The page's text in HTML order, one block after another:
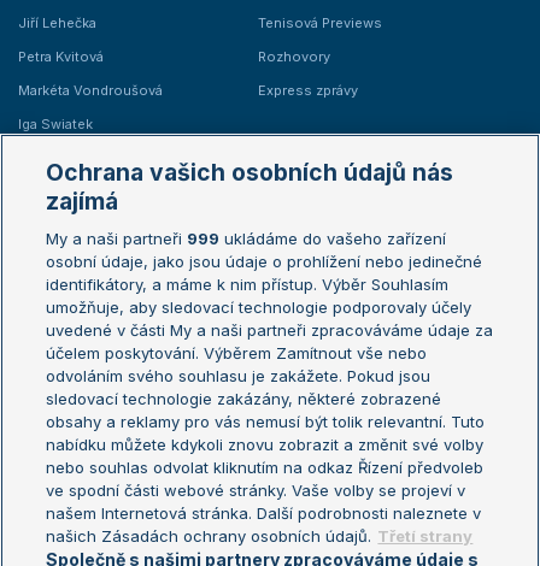
Jiří Lehečka
Petra Kvitová
Markéta Vondroušová
Iga Swiatek
Tenisová Previews
Rozhovory
Express zprávy
Žebříčky
Žebříček ATP (muži)
Žebříček WTA (ženy)
Sázkařský žebříček
Australian Open
French Open
Wimbledon
US Open
Turnaj mistrů
Turnaj mistryň
Aktualní trendy
Fotbalové přestupy
Livesport Daily
LS Prague Open
Ochrana vašich osobních údajů nás
zajímá
My a naši partneři 999 ukládáme do vašeho zařízení
osobní údaje, jako jsou údaje o prohlížení nebo jedinečné
identifikátory, a máme k nim přístup. Výběr Souhlasím
umožňuje, aby sledovací technologie podporovaly účely
uvedené v části My a naši partneři zpracováváme údaje za
účelem poskytování. Výběrem Zamítnout vše nebo
odvoláním svého souhlasu je zakážete. Pokud jsou
sledovací technologie zakázány, některé zobrazené
obsahy a reklamy pro vás nemusí být tolik relevantní. Tuto
nabídku můžete kdykoli znovu zobrazit a změnit své volby
nebo souhlas odvolat kliknutím na odkaz Řízení předvoleb
ve spodní části webové stránky. Vaše volby se projeví v
našem Internetová stránka. Další podrobnosti naleznete v
našich Zásadách ochrany osobních údajů. Třetí strany
Společně s našimi partnery zpracováváme údaje s